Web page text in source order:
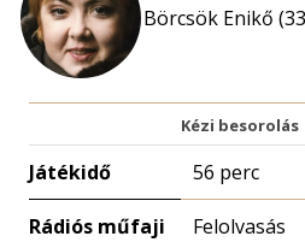
Börcsök Enikő
Kézi besorolás
Játékidő 56 perc
Rádiós műfaji
Felolvasás